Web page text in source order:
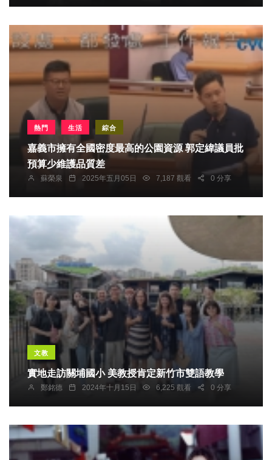
熱門 生活 綜合
嘉義市擁有全國密度最高的公園資源 郭定緯議員批
預算少維護品質差
蘇榮泉 2025年五月05日 7,187 觀看 0 分享
文教
實地走訪關埔國小 美教授肯定新竹市雙語教學
鄭銘德 2024年十月15日 6,225 觀看 0 分享